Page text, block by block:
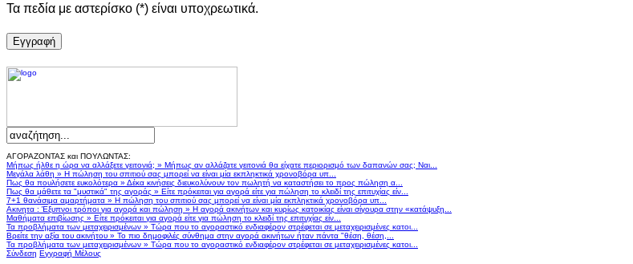
Τα πεδία με αστερίσκο (*) είναι υποχρεωτικά.
Eγγραφή
ΑΓΟΡΑΖΟΝΤΑΣ και ΠΟΥΛΩΝΤΑΣ:
Μήπως ήλθε η ώρα να αλλάξετε γειτονιά; » Μήπως αν αλλάζατε γειτονιά θα είχατε περιορισμό των δαπανών σας; Ναι...
Μεγάλα λάθη » Η πώληση του σπιτιού σας μπορεί να είναι μία εκπληκτικά χρονοβόρα υπ...
Πως θα πουλήσετε ευκολότερα » Δέκα κινήσεις διευκολύνουν τον πωλητή να καταστήσει το προς πώληση α...
Πως θα μάθετε τα "μυστικά" της αγοράς » Είτε πρόκειται για αγορά είτε για πώληση το κλειδί της επιτυχίας είν...
7+1 θανάσιμα αμαρτήματα » Η πώληση του σπιτιού σας μπορεί να είναι μία εκπληκτικά χρονοβόρα υπ...
Ακινητα : Έξυπνοι τρόποι για αγορά και πώληση » Η αγορά ακινήτων και κυρίως κατοικίας είναι σίγουρα στην «κατάψυξη...
Μαθήματα επιβίωσης » Είτε πρόκειται για αγορά είτε για πώληση το κλειδί της επιτυχίας είν...
Τα προβλήματα των μεταχειρισμένων » Τώρα που το αγοραστικό ενδιαφέρον στρέφεται σε μεταχειρισμένες κατοι...
Βρείτε την αξία του ακινήτου » Το πιο δημοφιλές σύνθημα στην αγορά ακινήτων ήταν πάντα "θέση, θέση,...
Τα προβλήματα των μεταχειρισμένων » Τώρα που το αγοραστικό ενδιαφέρον στρέφεται σε μεταχειρισμένες κατοι...
Σύνδεση Εγγραφή Μέλους